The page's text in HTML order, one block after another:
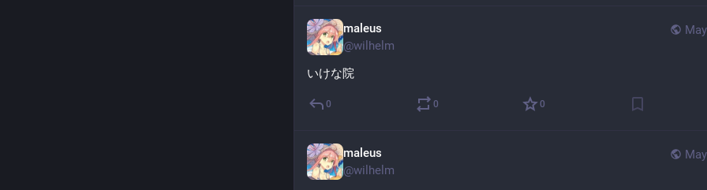
maleus
@wilhelm
いけな院
0 0 0
maleus
@wilhelm